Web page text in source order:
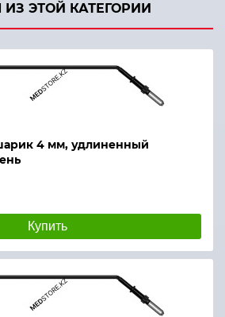
ЭТОЙ КАТЕГОРИИ
4 мм, удлиненный
Купить